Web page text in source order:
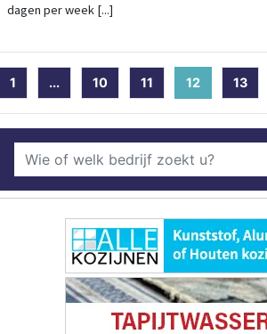
dagen per week [...]
1 ... 10 11 12 (current)
13